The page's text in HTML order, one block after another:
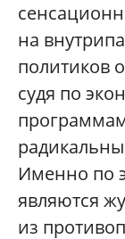
на
политиков
судя по
Именно по
являются
из